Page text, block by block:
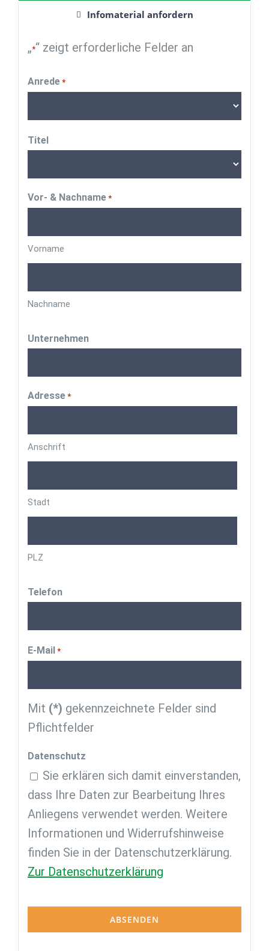
Infomaterial anfordern
„*“ zeigt erforderliche Felder an
Anrede *
Titel
Vor- & Nachname *
Vorname
Nachname
Unternehmen
Adresse *
Anschrift
Stadt
PLZ
Telefon
E-Mail *
Mit (*) gekennzeichnete Felder sind
Pflichtfelder
Datenschutz
Sie erklären sich damit einverstanden,
dass Ihre Daten zur Bearbeitung Ihres
Anliegens verwendet werden. Weitere
Informationen und Widerrufshinweise
finden Sie in der Datenschutzerklärung.
Zur Datenschutzerklärung
ABSENDEN